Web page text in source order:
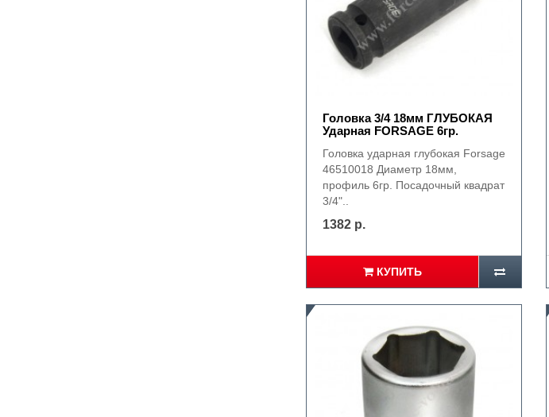
Головка 3/4 18мм ГЛУБОКАЯ
Ударная FORSAGE 6гр.
Головка ударная глубокая Forsage
46510018 Диаметр 18мм,
профиль 6гр. Посадочный квадрат
3/4"..
1382 р.
КУПИТЬ